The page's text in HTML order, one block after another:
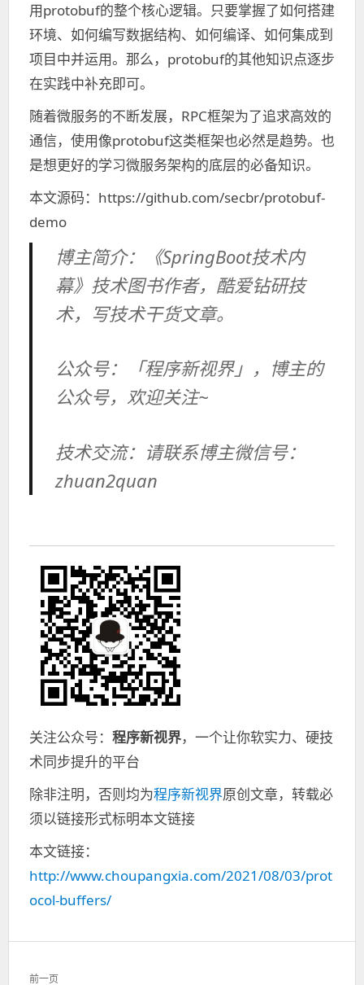
用protobuf的整个核心逻辑。只要掌握了如何搭建
环境、如何编写数据结构、如何编译、如何集成到
项目中并运用。那么，protobuf的其他知识点逐步
在实践中补充即可。
随着微服务的不断发展，RPC框架为了追求高效的
通信，使用像protobuf这类框架也必然是趋势。也
是想更好的学习微服务架构的底层的必备知识。
本文源码：https://github.com/secbr/protobuf-
demo
博主简介：《SpringBoot技术内
幕》技术图书作者，酷爱钻研技
术，写技术干货文章。
公众号：「程序新视界」，博主的
公众号，欢迎关注~
技术交流：请联系博主微信号：
zhuan2quan
关注公众号： 程序新视界，一个让你软实力、硬技
术同步提升的平台
除非注明，否则均为程序新视界原创文章，转载必
须以链接形式标明本文链接
本文链接：
http://www.choupangxia.com/2021/08/03/prot
ocol-buffers/
文
前一页